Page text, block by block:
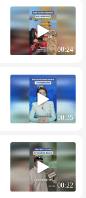
00:24
00:35
00:22